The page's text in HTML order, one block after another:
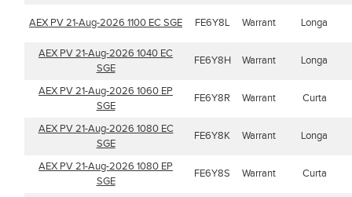
AEX PV 21-Aug-2026 1100 EC SGE FE6Y8L Warrant Longa
AEX PV 21-Aug-2026 1040 EC
SGE
FE6Y8H Warrant Longa
AEX PV 21-Aug-2026 1060 EP
SGE
FE6Y8R Warrant Curta
AEX PV 21-Aug-2026 1080 EC
SGE
FE6Y8K Warrant Longa
AEX PV 21-Aug-2026 1080 EP
SGE
FE6Y8S Warrant Curta